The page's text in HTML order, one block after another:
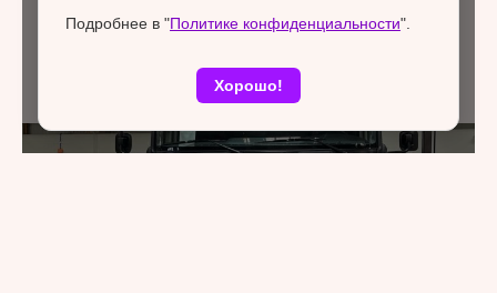
Подробнее в "Политике конфиденциальности".
Хорошо!